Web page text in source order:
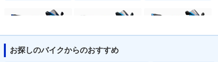
お探しのバイクからのおすすめ